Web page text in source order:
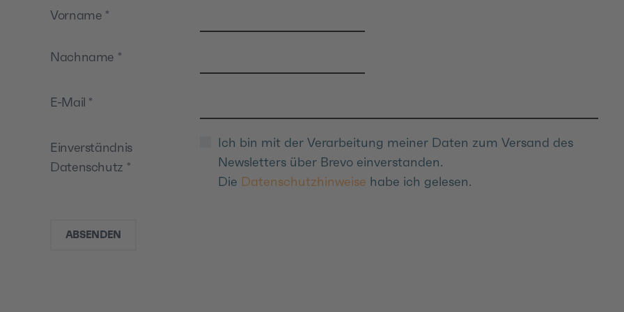
Vorname *
Nachname *
E-Mail *
Einverständnis
Datenschutz *
Ich bin mit der Verarbeitung meiner Daten zum Versand des
Newsletters über Brevo einverstanden.
Die Datenschutzhinweise habe ich gelesen.
ABSENDEN